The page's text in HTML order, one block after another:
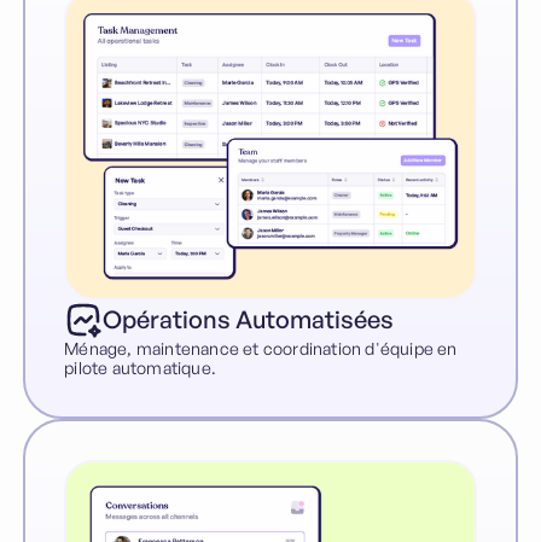
Opérations Automatisées
Ménage, maintenance et coordination d'équipe en
pilote automatique.